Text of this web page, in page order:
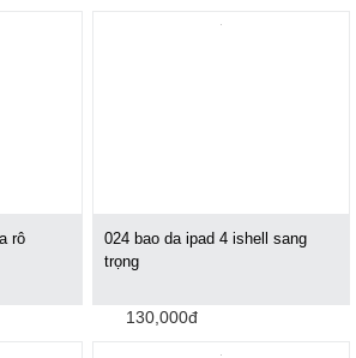
rô
024 bao da ipad 4 ishell sang
trọng
130,000đ